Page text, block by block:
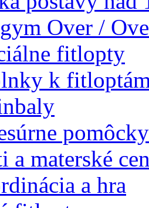
Over /
fitlopty
k
pomôcky
a materské
a hra